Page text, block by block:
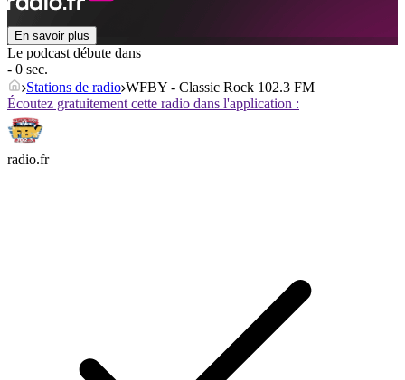
En savoir plus
Le podcast débute dans
- 0 sec.
Stations de radio WFBY - Classic Rock 102.3 FM
Écoutez gratuitement cette radio dans l'application :
radio.fr